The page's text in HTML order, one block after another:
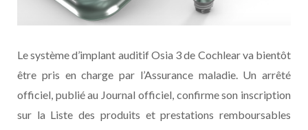
Le système d’implant auditif Osia 3 de Cochlear va bientôt
être pris en charge par l’Assurance maladie. Un arrêté
officiel, publié au Journal officiel, confirme son inscription
sur la Liste des produits et prestations remboursables